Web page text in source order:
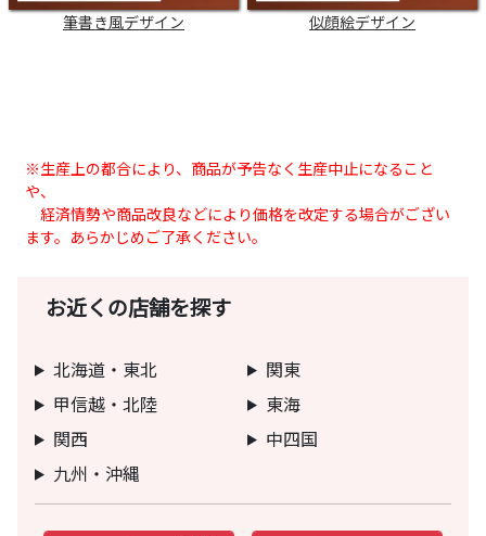
筆書き風デザイン 似顔絵デザイン
※生産上の都合により、商品が予告なく生産中止になること
や、
経済情勢や商品改良などにより価格を改定する場合がござい
ます。あらかじめご了承ください。
お近くの店舗を探す
北海道・東北
関東
甲信越・北陸
東海
関西
中四国
九州・沖縄